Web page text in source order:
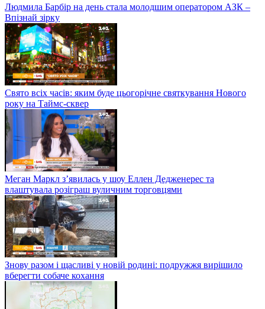
Людмила Барбір на день стала молодшим оператором АЗК –
Впізнай зірку
Свято всіх часів: яким буде цьогорічне святкування Нового
року на Таймс-сквер
Меган Маркл з’явилась у шоу Еллен Дедженерес та
влаштувала розіграш вуличним торговцями
Знову разом і щасливі у новій родині: подружжя вирішило
вберегти собаче кохання